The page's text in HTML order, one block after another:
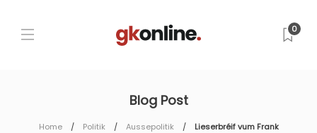
0
Blog Post
Home Politik Aussepolitik
Lieserbréif vum Frank